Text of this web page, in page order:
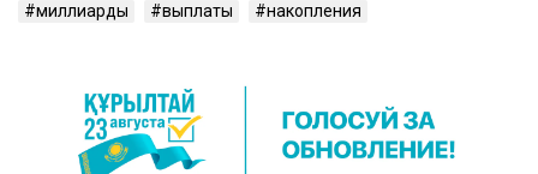
миллиарды
выплаты накопления